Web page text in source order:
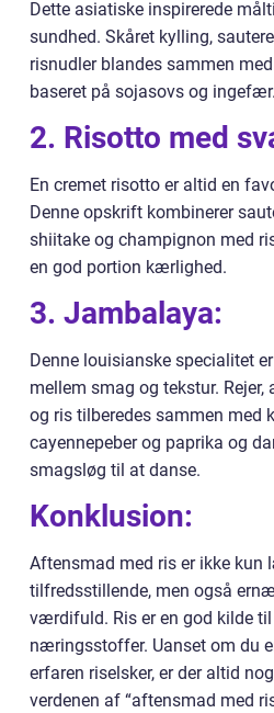
Dette asiatiske inspirerede
sundhed. Skåret kylling,
risnudler blandes sammen
baseret på sojasovs og ingefær.
2. Risotto med
En cremet risotto er altid en
Denne opskrift kombinerer
shiitake og champignon med
en god portion kærlighed.
3. Jambalaya:
Denne louisianske specialitet
mellem smag og tekstur.
og ris tilberedes sammen med
cayennepeber og paprika og
smagsløg til at danse.
Konklusion:
Aftensmad med ris er ikke kun
tilfredsstillende, men også
værdifuld. Ris er en god kilde
næringsstoffer. Uanset om du
erfaren riselsker, er der altid
verdenen af “aftensmad med